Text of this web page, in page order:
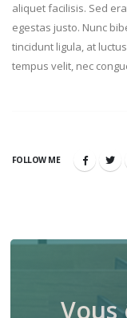
aliquet facilisis. Sed
egestas justo. Nunc
tincidunt ligula, at
tempus velit, nec
FOLLOW ME
Vous